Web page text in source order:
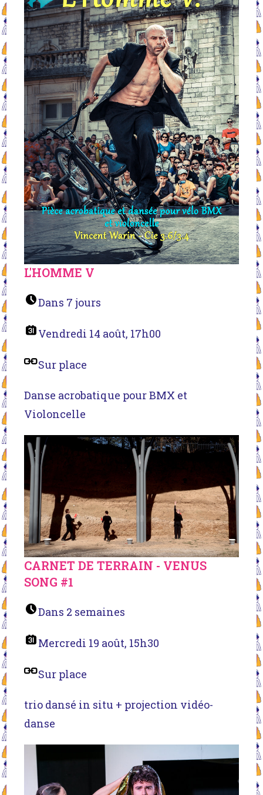
L'HOMME V
Dans 7 jours
Vendredi 14 août, 17h00
Sur place
Danse acrobatique pour BMX et
Violoncelle
CARNET DE TERRAIN - VENUS
SONG #1
Dans 2 semaines
Mercredi 19 août, 15h30
Sur place
trio dansé in situ + projection vidéo-
danse